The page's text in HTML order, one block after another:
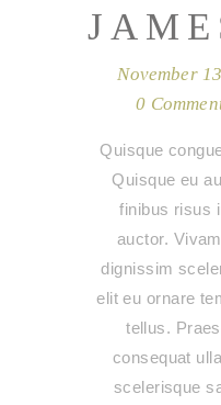
November
0
Quisque
Quisque eu
finibus risus
auctor.
dignissim
elit eu ornare
tellus.
consequat
scelerisque